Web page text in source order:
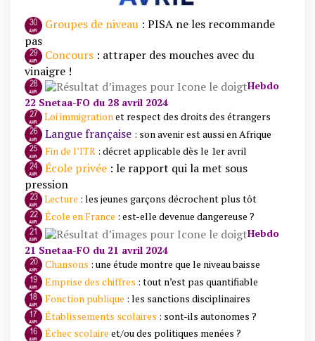
Groupes de niveau : PISA ne les recommande
pas
Concours : attraper des mouches avec du
vinaigre !
Hebdo
22 Snetaa-FO du 28 avril 2024
Loi immigrationet respect des droits des étrangers
Langue française : son avenir est aussi en Afrique
Fin de l’ITR : décret applicable dès le 1er avril
École privée : le rapport qui la met sous
pression
Lecture : les jeunes garçons décrochent plus tôt
École en France : est-elle devenue dangereuse ?
Hebdo
21 Snetaa-FO du 21 avril 2024
Chansons : une étude montre que le niveau baisse
Emprise des chiffres : tout n’est pas quantifiable
Fonction publique : les sanctions disciplinaires
Établissements scolaires : sont-ils autonomes ?
Échec scolaire et/ou des politiques menées ?